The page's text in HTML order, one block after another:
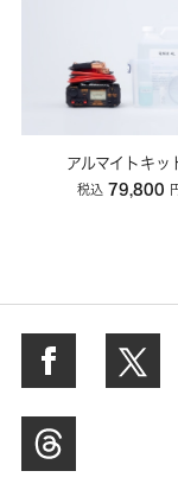
アルマイトキッ
税込 79,800